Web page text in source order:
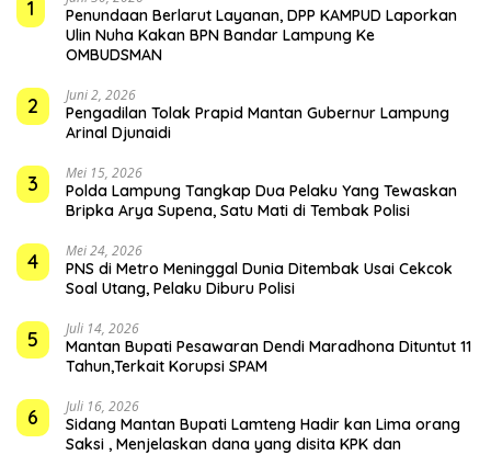
1
Penundaan Berlarut Layanan, DPP KAMPUD Laporkan
Ulin Nuha Kakan BPN Bandar Lampung Ke
OMBUDSMAN
2 Juni 2, 2026
Pengadilan Tolak Prapid Mantan Gubernur Lampung
Arinal Djunaidi
3 Mei 15, 2026
Polda Lampung Tangkap Dua Pelaku Yang Tewaskan
Bripka Arya Supena, Satu Mati di Tembak Polisi
4 Mei 24, 2026
PNS di Metro Meninggal Dunia Ditembak Usai Cekcok
Soal Utang, Pelaku Diburu Polisi
5 Juli 14, 2026
Mantan Bupati Pesawaran Dendi Maradhona Dituntut 11
Tahun,Terkait Korupsi SPAM
6 Juli 16, 2026
Sidang Mantan Bupati Lamteng Hadir kan Lima orang
Saksi , Menjelaskan dana yang disita KPK dan